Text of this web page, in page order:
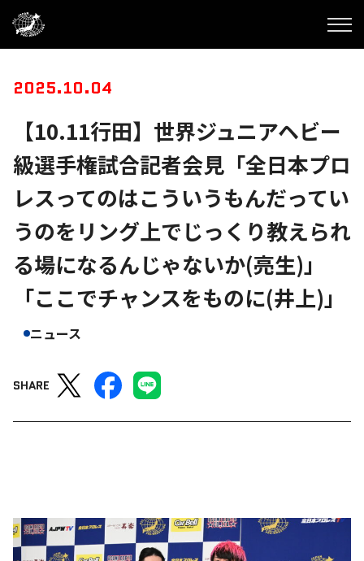
2025.10.04
【10.11行田】世界ジュニアヘビー
級選手権試合記者会見「全日本プロ
レスってのはこういうもんだってい
うのをリング上でじっくり教えられ
る場になるんじゃないか(亮生)」
「ここでチャンスをものに(井上)」
ニュース
SHARE